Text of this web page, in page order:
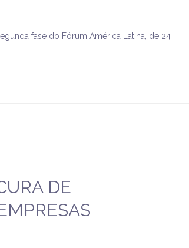
fase do Fórum América Latina, de 24
DE